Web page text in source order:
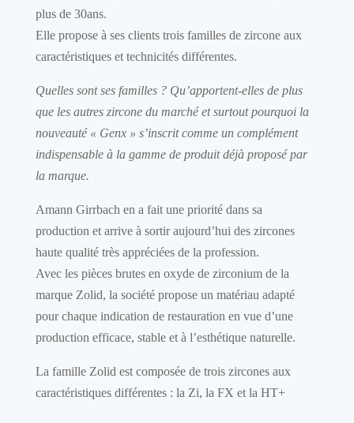
plus de 30ans.
Elle propose à ses clients trois familles de zircone aux
caractéristiques et technicités différentes.
Quelles sont ses familles ? Qu’apportent-elles de plus
que les autres zircone du marché et surtout pourquoi la
nouveauté « Genx » s’inscrit comme un complément
indispensable à la gamme de produit déjà proposé par
la marque.
Amann Girrbach en a fait une priorité dans sa
production et arrive à sortir aujourd’hui des zircones
haute qualité très appréciées de la profession.
Avec les pièces brutes en oxyde de zirconium de la
marque Zolid, la société propose un matériau adapté
pour chaque indication de restauration en vue d’une
production efficace, stable et à l’esthétique naturelle.
La famille Zolid est composée de trois zircones aux
caractéristiques différentes : la Zi, la FX et la HT+